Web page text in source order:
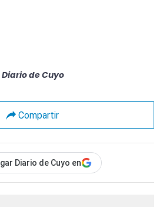
de Cuyo
Compartir
Diario de Cuyo en